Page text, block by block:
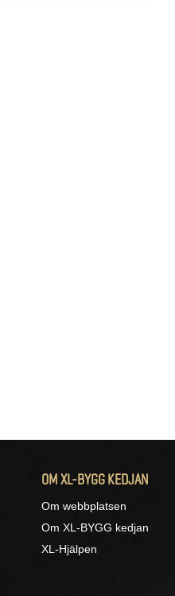
OM XL-BYGG KEDJAN
Om webbplatsen
Om XL-BYGG kedjan
XL-Hjälpen